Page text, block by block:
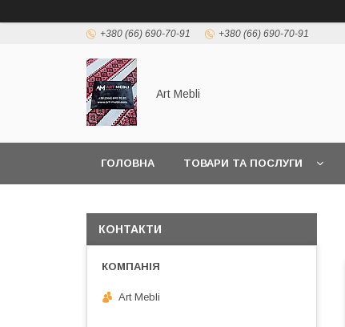
+380 (66) 690-70-91 +380 (66) 690-70-91
Art Mebli
ГОЛОВНА ТОВАРИ ТА ПОСЛУГИ
КОНТАКТИ
Art Mebli